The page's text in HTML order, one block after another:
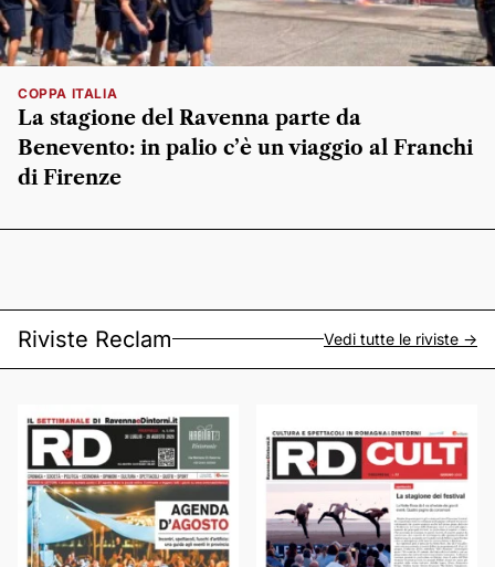
COPPA ITALIA
La stagione del Ravenna parte da
Benevento: in palio c’è un viaggio al Franchi
di Firenze
Riviste Reclam Vedi tutte le riviste ->